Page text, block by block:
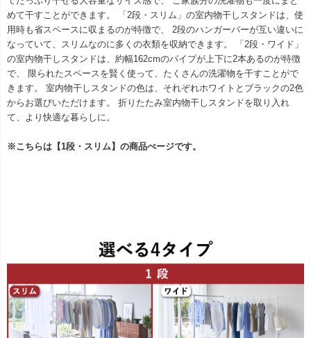
めて干すことができます。 「2段・スリム」の室内物干しスタンドは、使
用時も省スペースに収まるのが特徴で、 2段のハンガーバーが互い違いに
なっていて、スリムなのに多くの衣類を収納できます。 「2段・ワイド」
の室内物干しスタンドは、約幅162cmのパイプが上下に2本あるのが特徴
で、 限られたスペースを賢く使って、たくさんの洗濯物を干すことがで
きます。 室内物干しスタンドの色は、それぞれホワイトとブラックの2色
からお選びいただけます。 折りたたみ室内物干しスタンドを取り入れ
て、より快適な暮らしに。
※こちらは【1段・スリム】の商品ぺージです。